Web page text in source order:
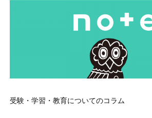
受験・学習・教育についてのコラム